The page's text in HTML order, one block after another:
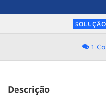
1
Descrição